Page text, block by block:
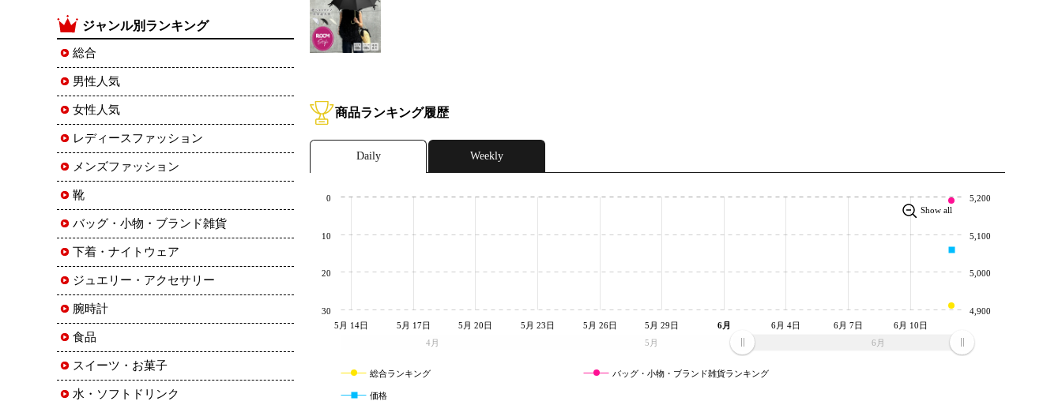
商品ランキング履歴
Daily Weekly
4月 5月 6月
5月 14日 5月 17日 5月 20日 5月 23日 5月 26日 5月 29日 6月 6月 4日 6月 7日 6月 10日
0
10
20
30 4,900
5,000
5,100
5,200
Show all
総合ランキング バッグ・小物・ブランド雑貨ランキング
価格
ジャンル別ランキング
総合
男性人気
女性人気
レディースファッション
メンズファッション
靴
バッグ・小物・ブランド雑貨
下着・ナイトウェア
ジュエリー・アクセサリー
腕時計
食品
スイーツ・お菓子
水・ソフトドリンク